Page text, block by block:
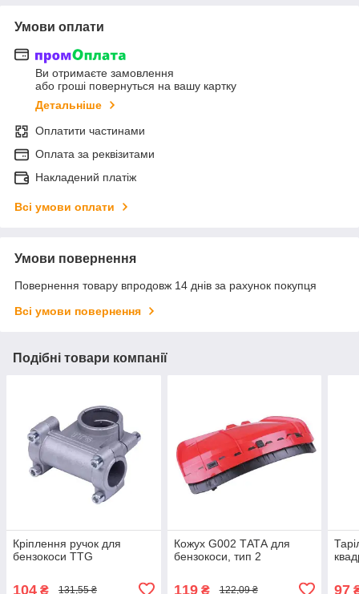
Умови оплати
Ви отримаєте замовлення
або гроші повернуться на вашу картку
Детальніше
Оплатити частинами
Оплата за реквізитами
Накладений платіж
Всі умови оплати
Умови повернення
Повернення товару впродовж 14 днів за рахунок покупця
Всі умови повернення
Подібні товари компанії
Кріплення ручок для
бензокоси TTG
104 ₴ 131,55 ₴
Кожух G002 ТАТА для
бензокоси, тип 2
119₴ 122,09 ₴ 97